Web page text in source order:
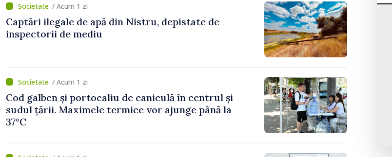
/ Acum 1 zi
Captări ilegale de apă din Nistru, depistate de
inspectorii de mediu
/ Acum 1 zi
Cod galben și portocaliu de caniculă în centrul și
sudul țării. Maximele termice vor ajunge până la
37°C